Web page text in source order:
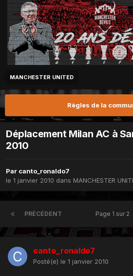
MANCHESTER UNITED
Règles de la
Déplacement Milan AC à
2010
Par canto_ronaldo7
le 1 janvier 2010 dans MANCHESTER
PRÉCÉDENT Page 1 sur 2
canto_ronaldo7
Posté(e) le 1 janvier 2010